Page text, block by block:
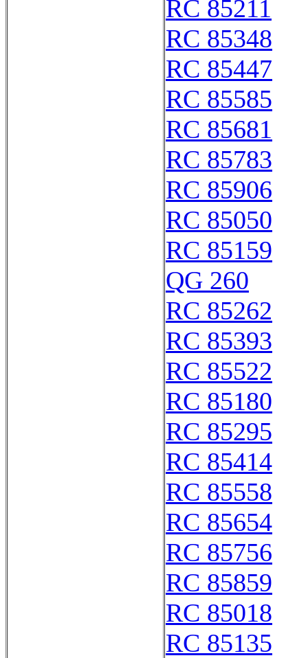
RC 85211
RC 85348
RC 85447
RC 85585
RC 85681
RC 85783
RC 85906
RC 85050
RC 85159
QG 260
RC 85262
RC 85393
RC 85522
RC 85180
RC 85295
RC 85414
RC 85558
RC 85654
RC 85756
RC 85859
RC 85018
RC 85135